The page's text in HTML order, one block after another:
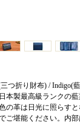
三つ折り財布) / Indigo(
本製最高級ランクの
の革は日光に照らす
ご堪能ください。内